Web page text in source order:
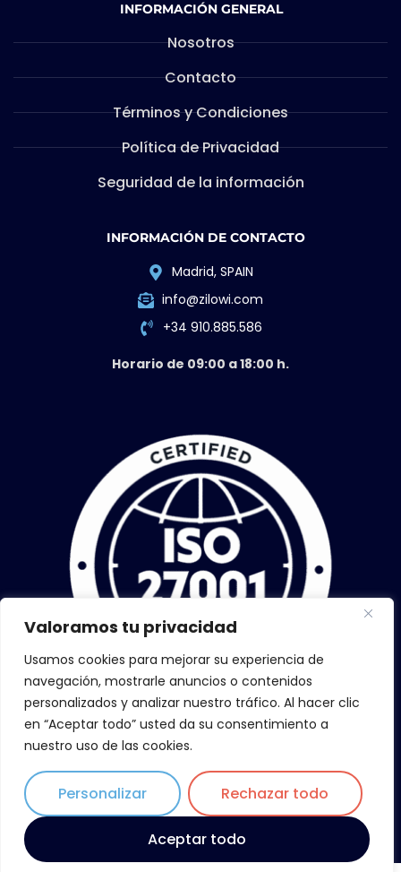
Valoramos tu privacidad
Usamos cookies para mejorar su experiencia de
navegación, mostrarle anuncios o contenidos
personalizados y analizar nuestro tráfico. Al hacer clic
en “Aceptar todo” usted da su consentimiento a
nuestro uso de las cookies.
Personalizar Rechazar todo
Aceptar todo
INFORMACIÓN GENERAL
Nosotros
Contacto
Términos y Condiciones
Política de Privacidad
Seguridad de la información
INFORMACIÓN DE CONTACTO
Madrid, SPAIN
info@zilowi.com
+34 910.885.586
Horario de 09:00 a 18:00 h.
Copyright © 2026 ZiLoWi, todos los derechos reservados